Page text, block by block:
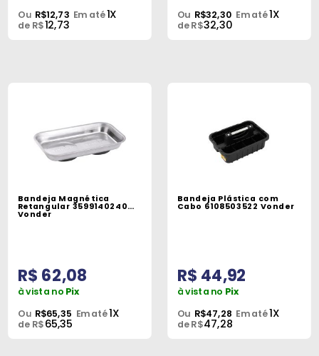
Ou R$12,73 Em até1X
de R$12,73
Ou R$32,30 Em até1X
de R$32,30
Bandeja Magnética
Retangular 3599140240
Vonder
R$ 62,08
à vista no Pix
Ou R$65,35 Em até1X
de R$65,35
Bandeja Plástica com
Cabo 6108503522 Vonder
R$ 44,92
à vista no Pix
Ou R$47,28 Em até1X
de R$47,28